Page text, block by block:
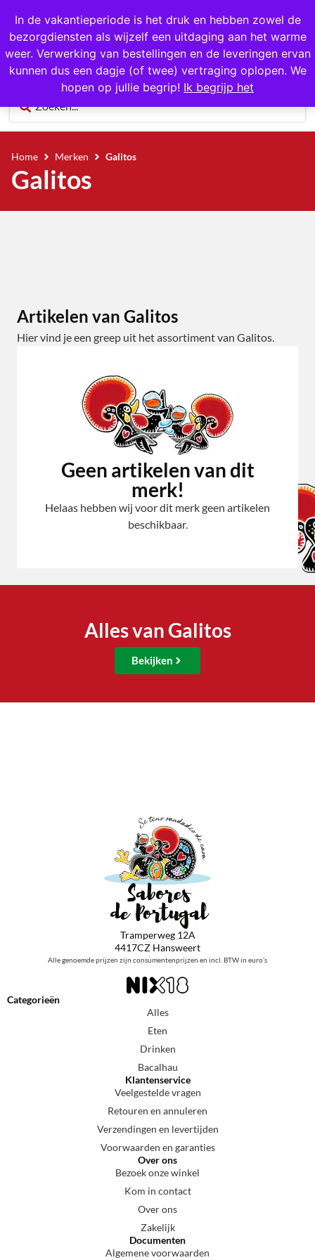
In de vakantieperiode is het druk en hebben zowel de
bezorgdiensten als wijzelf een uitdaging aan het warme
weer. Verwerking van bestellingen en de leveringen ervan
kunnen dus een dagje (of twee) vertraging oplopen. We
hopen op jullie begrip! Ik begrijp het
1000+ producten op voorraad
0
Home Merken Galitos
Galitos
Artikelen van Galitos
Hier vind je een greep uit het assortiment van Galitos.
Geen artikelen van dit
merk!
Helaas hebben wij voor dit merk geen artikelen
beschikbaar.
Alles van Galitos
Bekijken
Tramperweg 12A
4417CZ Hansweert
Alle genoemde prijzen zijn consumentenprijzen en incl. BTW in euro’s
Categorieën
Alles
Eten
Drinken
Bacalhau
Klantenservice
Veelgestelde vragen
Retouren en annuleren
Verzendingen en levertijden
Voorwaarden en garanties
Over ons
Bezoek onze winkel
Kom in contact
Over ons
Zakelijk
Documenten
Algemene voorwaarden